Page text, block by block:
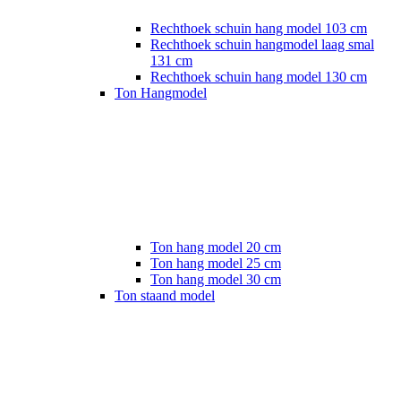
Rechthoek schuin hang model 103 cm
Rechthoek schuin hangmodel laag smal
131 cm
Rechthoek schuin hang model 130 cm
Ton Hangmodel
Ton hang model 20 cm
Ton hang model 25 cm
Ton hang model 30 cm
Ton staand model